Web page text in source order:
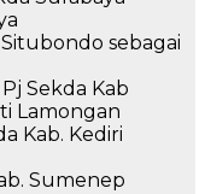
Situbondo sebagai
Sekda Kab
Lamongan
Kab. Kediri
Sumenep